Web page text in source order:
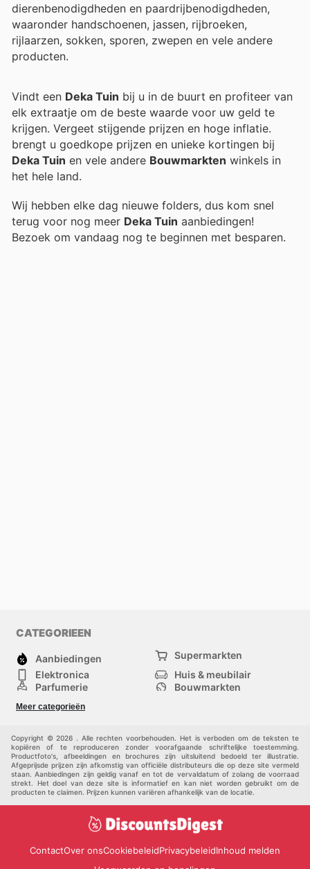
dierenbenodigdheden en paardrijbenodigdheden,
waaronder handschoenen, jassen, rijbroeken,
rijlaarzen, sokken, sporen, zwepen en vele andere
producten.
Vindt een Deka Tuin bij u in de buurt en profiteer van
elk extraatje om de beste waarde voor uw geld te
krijgen. Vergeet stijgende prijzen en hoge inflatie.
brengt u goedkope prijzen en unieke kortingen bij
Deka Tuin en vele andere Bouwmarkten winkels in
het hele land.
Wij hebben elke dag nieuwe folders, dus kom snel
terug voor nog meer Deka Tuin aanbiedingen!
Bezoek om vandaag nog te beginnen met besparen.
CATEGORIEEN
Aanbiedingen
Supermarkten
Elektronica
Huis & meubilair
Parfumerie
Bouwmarkten
Kinderen
Meer categorieën
Copyright © 2026 . Alle rechten voorbehouden. Het is verboden om de teksten te
kopiëren of te reproduceren zonder voorafgaande schriftelijke toestemming.
Productfoto's, afbeeldingen en brochures zijn uitsluitend bedoeld ter illustratie.
Afgeprijsde prijzen zijn afkomstig van officiële distributeurs die op deze site vermeld
staan. Aanbiedingen zijn geldig vanaf en tot de vervaldatum of zolang de voorraad
strekt. Het doel van deze site is informatief en kan niet worden gebruikt om de
producten te claimen. Prijzen kunnen variëren afhankelijk van de locatie.
ContactOver onsCookiebeleidPrivacybeleidInhoud melden